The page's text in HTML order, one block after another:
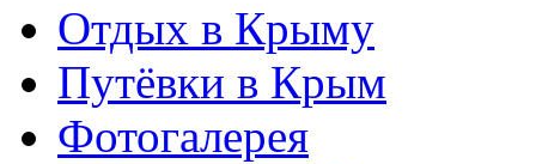
Отдых в Крыму
Путёвки в Крым
Фотогалерея